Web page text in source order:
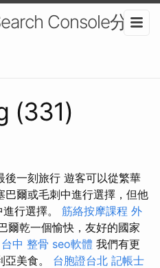
Console分析
(331)
後一刻旅行 遊客可以從繁華
巴爾或毛刺中進行選擇，但他
行選擇。 筋絡按摩課程 外
爾乾一個愉快，友好的國家
台中 整骨 seo軟體 我們有更
美食。 台胞證台北 記帳士